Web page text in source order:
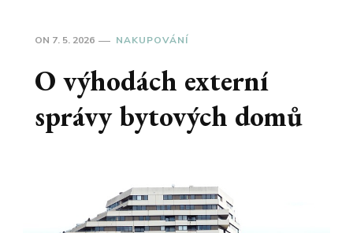
ON 7. 5. 2026 NAKUPOVÁNÍ
O výhodách externí
správy bytových domů